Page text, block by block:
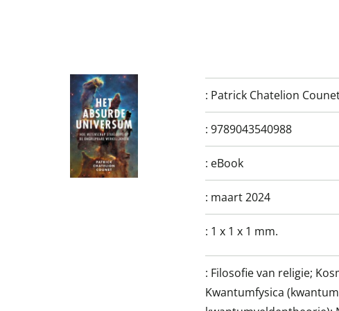
: Patrick Chatelion
: 9789043540988
: eBook
: maart 2024
: 1 x 1 x 1 mm.
: Filosofie van religie;
Kwantumfysica